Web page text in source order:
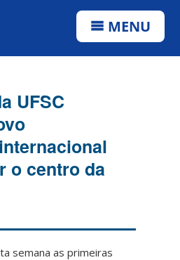
MENU
UFSC
o centro da
semana as primeiras